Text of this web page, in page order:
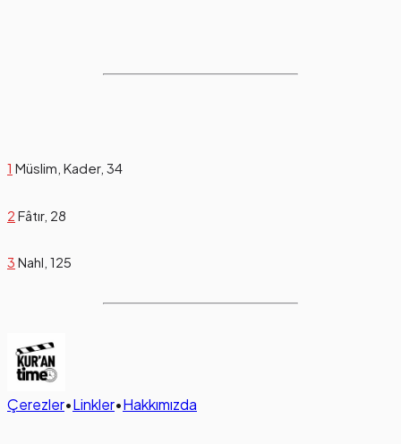
1 Müslim, Kader, 34
2 Fâtır, 28
3 Nahl, 125
Çerezler•Linkler•Hakkımızda